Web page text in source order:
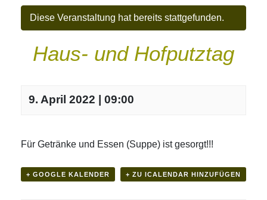
Diese Veranstaltung hat bereits stattgefunden.
Haus- und Hofputztag
9. April 2022 | 09:00
Für Getränke und Essen (Suppe) ist gesorgt!!!
+ GOOGLE KALENDER + ZU ICALENDAR HINZUFÜGEN